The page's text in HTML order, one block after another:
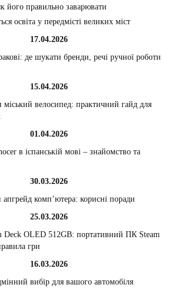
його правильно заварювати
освіта у передмісті великих міст
17.04.2026
де шукати бренди, речі ручної роботи
15.04.2026
міський велосипед: практичний гайд для
01.04.2026
в іспанській мові – знайомство та
30.03.2026
апгрейд комп’ютера: корисні поради
25.03.2026
Deck OLED 512GB: портативний ПК Steam
гри
16.03.2026
вибір для вашого автомобіля